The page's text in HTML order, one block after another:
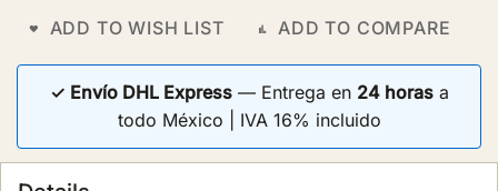
ADD TO WISH LIST ADD TO COMPARE
✓ Envío DHL Express— Entrega en 24 horasa
todo México | IVA 16% incluido